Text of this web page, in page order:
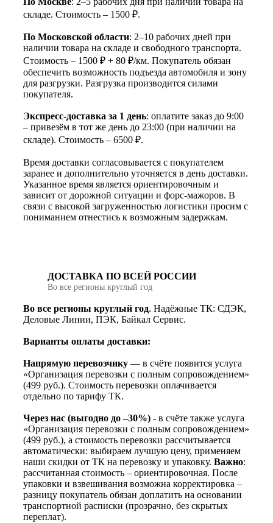
складе. Стоимость – 1500 ₽.
По Московской области: 2–10 рабочих дней при
наличии товара на складе и свободного транспорта.
Стоимость – 1500 ₽ + 80 ₽/км. Покупатель обязан
обеспечить возможность подъезда автомобиля и зону
для разгрузки. Разгрузка производится силами
покупателя.
Экспресс-доставка за 1 день: оплатите заказ до 9:00
– привезём в тот же день до 23:00 (при наличии на
складе). Стоимость – 6500 ₽.
Время доставки согласовывается с покупателем
заранее и дополнительно уточняется в день доставки.
Указанное время является ориентировочным и
зависит от дорожной ситуации и форс-мажоров. В
связи с высокой загруженностью логистики просим с
пониманием отнестись к возможным задержкам.
ДОСТАВКА ПО ВСЕЙ РОССИИ
Во все регионы круглый год
Во все регионы круглый год. Надёжные ТК: СДЭК,
Деловые Линии, ПЭК, Байкал Сервис.
Варианты оплаты доставки:
Напрямую перевозчику — в счёте появится услуга
«Организация перевозки с полным сопровождением»
(499 руб.). Стоимость перевозки оплачивается
отдельно по тарифу ТК.
Через нас (выгодно до –30%) - в счёте также услуга
«Организация перевозки с полным сопровождением»
(499 руб.), а стоимость перевозки рассчитывается
автоматически: выбираем лучшую цену, применяем
наши скидки от ТК на перевозку и упаковку. Важно:
рассчитанная стоимость – ориентировочная. После
упаковки и взвешивания возможна корректировка –
разницу покупатель обязан доплатить на основании
транспортной расписки (прозрачно, без скрытых
переплат).